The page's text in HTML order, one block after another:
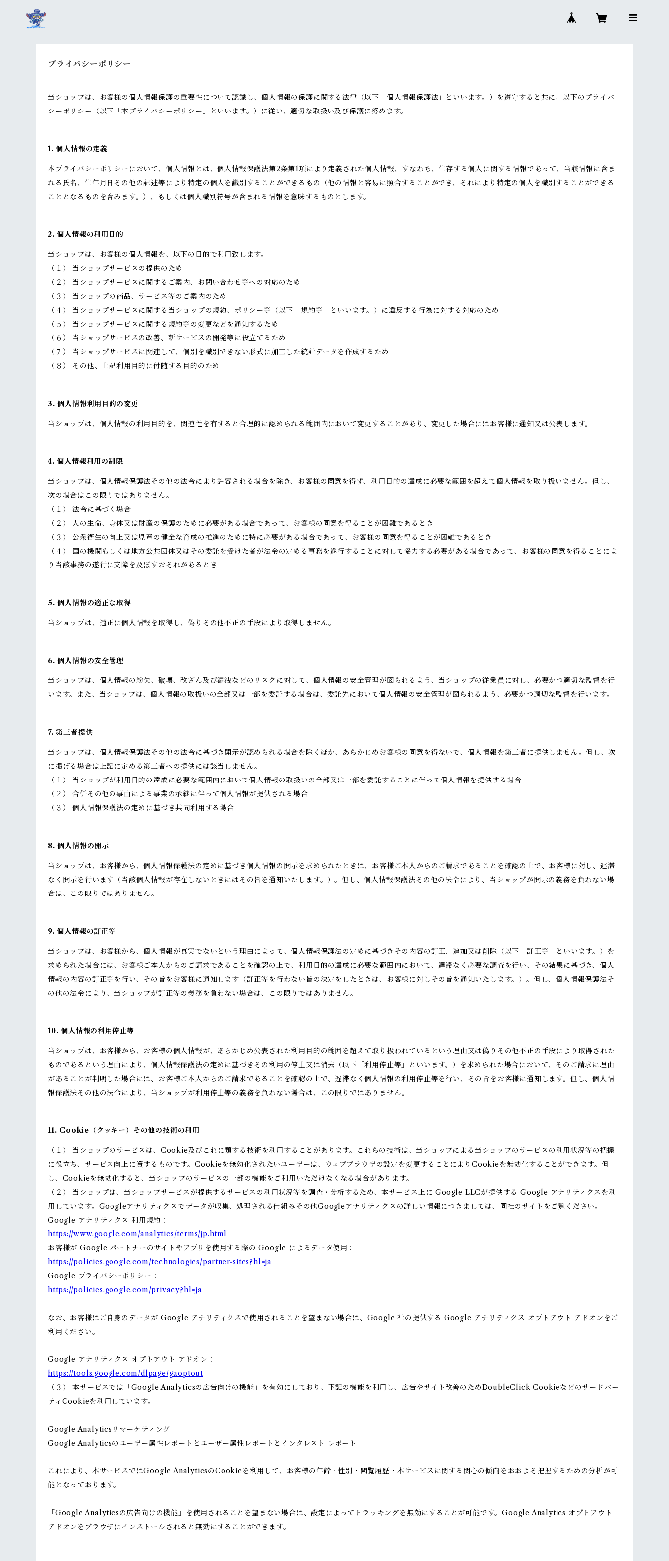
プライバシーポリシー
当ショップは、お客様の個人情報保護の重要性について認識し、個人情報の保護に関する法律（以下「個人情報保護法」といいます。）を遵守すると共に、以下のプライバ
シーポリシー（以下「本プライバシーポリシー」といいます。）に従い、適切な取扱い及び保護に努めます。
1. 個人情報の定義
本プライバシーポリシーにおいて、個人情報とは、個人情報保護法第2条第1項により定義された個人情報、すなわち、生存する個人に関する情報であって、当該情報に含ま
れる氏名、生年月日その他の記述等により特定の個人を識別することができるもの（他の情報と容易に照合することができ、それにより特定の個人を識別することができる
こととなるものを含みます。）、もしくは個人識別符号が含まれる情報を意味するものとします。
2. 個人情報の利用目的
当ショップは、お客様の個人情報を、以下の目的で利用致します。
（１） 当ショップサービスの提供のため
（２） 当ショップサービスに関するご案内、お問い合わせ等への対応のため
（３） 当ショップの商品、サービス等のご案内のため
（４） 当ショップサービスに関する当ショップの規約、ポリシー等（以下「規約等」といいます。）に違反する行為に対する対応のため
（５） 当ショップサービスに関する規約等の変更などを通知するため
（６） 当ショップサービスの改善、新サービスの開発等に役立てるため
（７） 当ショップサービスに関連して、個別を識別できない形式に加工した統計データを作成するため
（８） その他、上記利用目的に付随する目的のため
3. 個人情報利用目的の変更
当ショップは、個人情報の利用目的を、関連性を有すると合理的に認められる範囲内において変更することがあり、変更した場合にはお客様に通知又は公表します。
4. 個人情報利用の制限
当ショップは、個人情報保護法その他の法令により許容される場合を除き、お客様の同意を得ず、利用目的の達成に必要な範囲を超えて個人情報を取り扱いません。但し、
次の場合はこの限りではありません。
（１） 法令に基づく場合
（２） 人の生命、身体又は財産の保護のために必要がある場合であって、お客様の同意を得ることが困難であるとき
（３） 公衆衛生の向上又は児童の健全な育成の推進のために特に必要がある場合であって、お客様の同意を得ることが困難であるとき
（４） 国の機関もしくは地方公共団体又はその委託を受けた者が法令の定める事務を遂行することに対して協力する必要がある場合であって、お客様の同意を得ることによ
り当該事務の遂行に支障を及ぼすおそれがあるとき
5. 個人情報の適正な取得
当ショップは、適正に個人情報を取得し、偽りその他不正の手段により取得しません。
6. 個人情報の安全管理
当ショップは、個人情報の紛失、破壊、改ざん及び漏洩などのリスクに対して、個人情報の安全管理が図られるよう、当ショップの従業員に対し、必要かつ適切な監督を行
います。また、当ショップは、個人情報の取扱いの全部又は一部を委託する場合は、委託先において個人情報の安全管理が図られるよう、必要かつ適切な監督を行います。
7. 第三者提供
当ショップは、個人情報保護法その他の法令に基づき開示が認められる場合を除くほか、あらかじめお客様の同意を得ないで、個人情報を第三者に提供しません。但し、次
に掲げる場合は上記に定める第三者への提供には該当しません。
（１） 当ショップが利用目的の達成に必要な範囲内において個人情報の取扱いの全部又は一部を委託することに伴って個人情報を提供する場合
（２） 合併その他の事由による事業の承継に伴って個人情報が提供される場合
（３） 個人情報保護法の定めに基づき共同利用する場合
8. 個人情報の開示
当ショップは、お客様から、個人情報保護法の定めに基づき個人情報の開示を求められたときは、お客様ご本人からのご請求であることを確認の上で、お客様に対し、遅滞
なく開示を行います（当該個人情報が存在しないときにはその旨を通知いたします。）。但し、個人情報保護法その他の法令により、当ショップが開示の義務を負わない場
合は、この限りではありません。
9. 個人情報の訂正等
当ショップは、お客様から、個人情報が真実でないという理由によって、個人情報保護法の定めに基づきその内容の訂正、追加又は削除（以下「訂正等」といいます。）を
求められた場合には、お客様ご本人からのご請求であることを確認の上で、利用目的の達成に必要な範囲内において、遅滞なく必要な調査を行い、その結果に基づき、個人
情報の内容の訂正等を行い、その旨をお客様に通知します（訂正等を行わない旨の決定をしたときは、お客様に対しその旨を通知いたします。）。但し、個人情報保護法そ
の他の法令により、当ショップが訂正等の義務を負わない場合は、この限りではありません。
10. 個人情報の利用停止等
当ショップは、お客様から、お客様の個人情報が、あらかじめ公表された利用目的の範囲を超えて取り扱われているという理由又は偽りその他不正の手段により取得された
ものであるという理由により、個人情報保護法の定めに基づきその利用の停止又は消去（以下「利用停止等」といいます。）を求められた場合において、そのご請求に理由
があることが判明した場合には、お客様ご本人からのご請求であることを確認の上で、遅滞なく個人情報の利用停止等を行い、その旨をお客様に通知します。但し、個人情
報保護法その他の法令により、当ショップが利用停止等の義務を負わない場合は、この限りではありません。
11. Cookie（クッキー）その他の技術の利用
（１） 当ショップのサービスは、Cookie及びこれに類する技術を利用することがあります。これらの技術は、当ショップによる当ショップのサービスの利用状況等の把握
に役立ち、サービス向上に資するものです。Cookieを無効化されたいユーザーは、ウェブブラウザの設定を変更することによりCookieを無効化することができます。但
し、Cookieを無効化すると、当ショップのサービスの一部の機能をご利用いただけなくなる場合があります。
（２） 当ショップは、当ショップサービスが提供するサービスの利用状況等を調査・分析するため、本サービス上に Google LLCが提供する Google アナリティクスを利
用しています。Googleアナリティクスでデータが収集、処理される仕組みその他Googleアナリティクスの詳しい情報につきましては、同社のサイトをご覧ください。
Google アナリティクス 利用規約：
https://www.google.com/analytics/terms/jp.html
お客様が Google パートナーのサイトやアプリを使用する際の Google によるデータ使用：
https://policies.google.com/technologies/partner-sites?hl=ja
Google プライバシーポリシー：
https://policies.google.com/privacy?hl=ja
なお、お客様はご自身のデータが Google アナリティクスで使用されることを望まない場合は、Google 社の提供する Google アナリティクス オプトアウト アドオンをご
利用ください。
Google アナリティクス オプトアウト アドオン：
https://tools.google.com/dlpage/gaoptout
（３） 本サービスでは「Google Analyticsの広告向けの機能」を有効にしており、下記の機能を利用し、広告やサイト改善のためDoubleClick Cookieなどのサードパー
ティCookieを利用しています。
Google Analyticsリマーケティング
Google Analyticsのユーザー属性レポートとユーザー属性レポートとインタレスト レポート
これにより、本サービスではGoogle AnalyticsのCookieを利用して、お客様の年齢・性別・閲覧履歴・本サービスに関する関心の傾向をおおよそ把握するための分析が可
能となっております。
「Google Analyticsの広告向けの機能」を使用されることを望まない場合は、設定によってトラッキングを無効にすることが可能です。Google Analytics オプトアウト
アドオンをブラウザにインストールされると無効にすることができます。